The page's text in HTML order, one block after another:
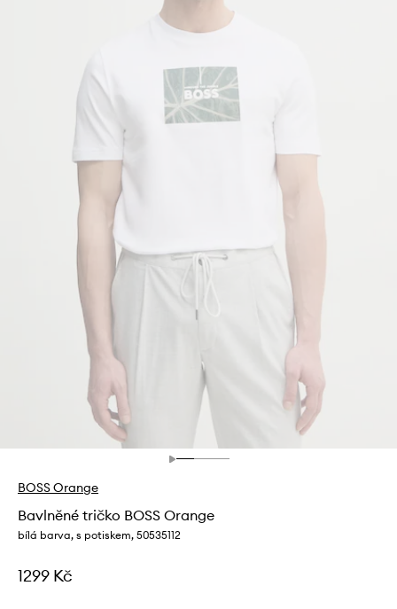
BOSS Orange
Bavlněné tričko BOSS Orange
bílá barva, s potiskem, 50535112
1299 Kč